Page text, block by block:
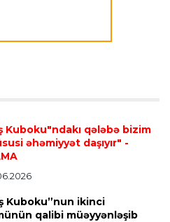
dan inamlı qələbə
klubunun prezidenti
Kuboku"ndakı qələbə bizim
əhəmiyyət daşıyır" -
Kuboku”nun ikinci
qalibi müəyyənləşib